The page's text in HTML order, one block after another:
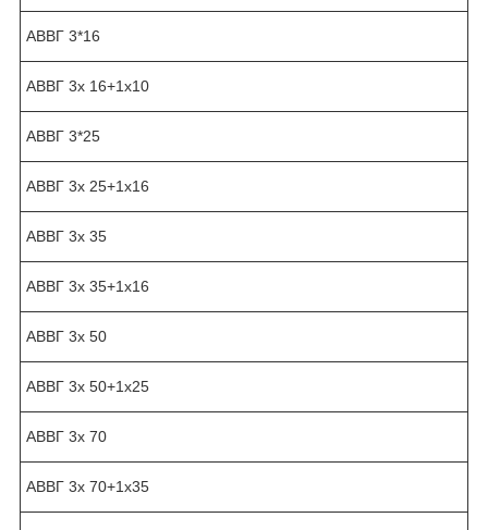
АВВГ 3*16
АВВГ 3х 16+1х10
АВВГ 3*25
АВВГ 3х 25+1х16
АВВГ 3х 35
АВВГ 3х 35+1х16
АВВГ 3х 50
АВВГ 3х 50+1х25
АВВГ 3х 70
АВВГ 3х 70+1х35